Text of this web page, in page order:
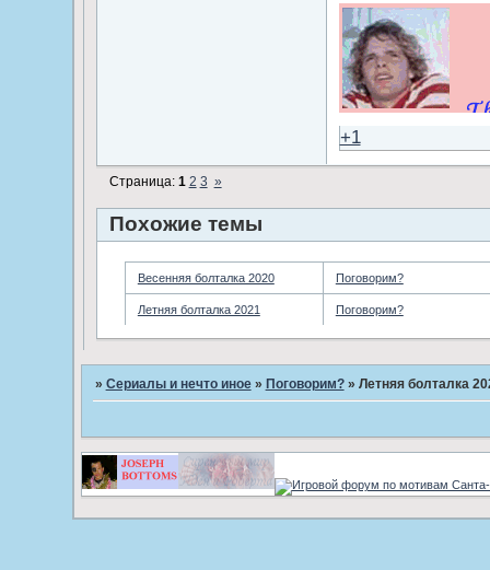
+1
Страница: 1 2 3 »
Похожие темы
Весенняя болталка 2020 Поговорим?
Летняя болталка 2021 Поговорим?
» Сериалы и нечто иное » Поговорим? » Летняя болталка